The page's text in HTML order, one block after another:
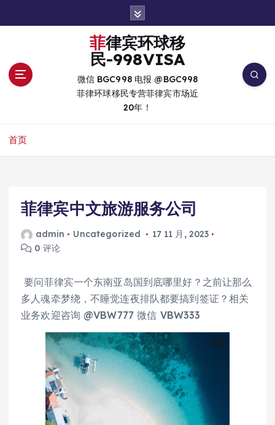
菲律宾环球移
民-998VISA
微信 BGC998 电报 @BGC998
菲律环球移民专营菲律宾市场近
20年！
首页
菲律宾中文旅游服务公司
admin Uncategorized
17 11 月, 2023
0 评论
要问菲律宾一个东南亚岛国到底哪里好？之前让那么
多人魂牵梦绕，不睡觉连夜排队都要搞到签证？相关
业务欢迎咨询 @VBW777 微信 VBW333